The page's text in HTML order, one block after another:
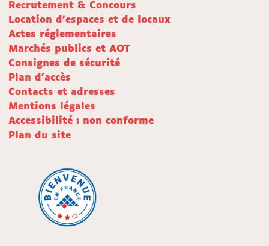
Recrutement & Concours
Location d'espaces et de locaux
Actes réglementaires
Marchés publics et AOT
Consignes de sécurité
Plan d'accès
Contacts et adresses
Mentions légales
Accessibilité : non conforme
Plan du site